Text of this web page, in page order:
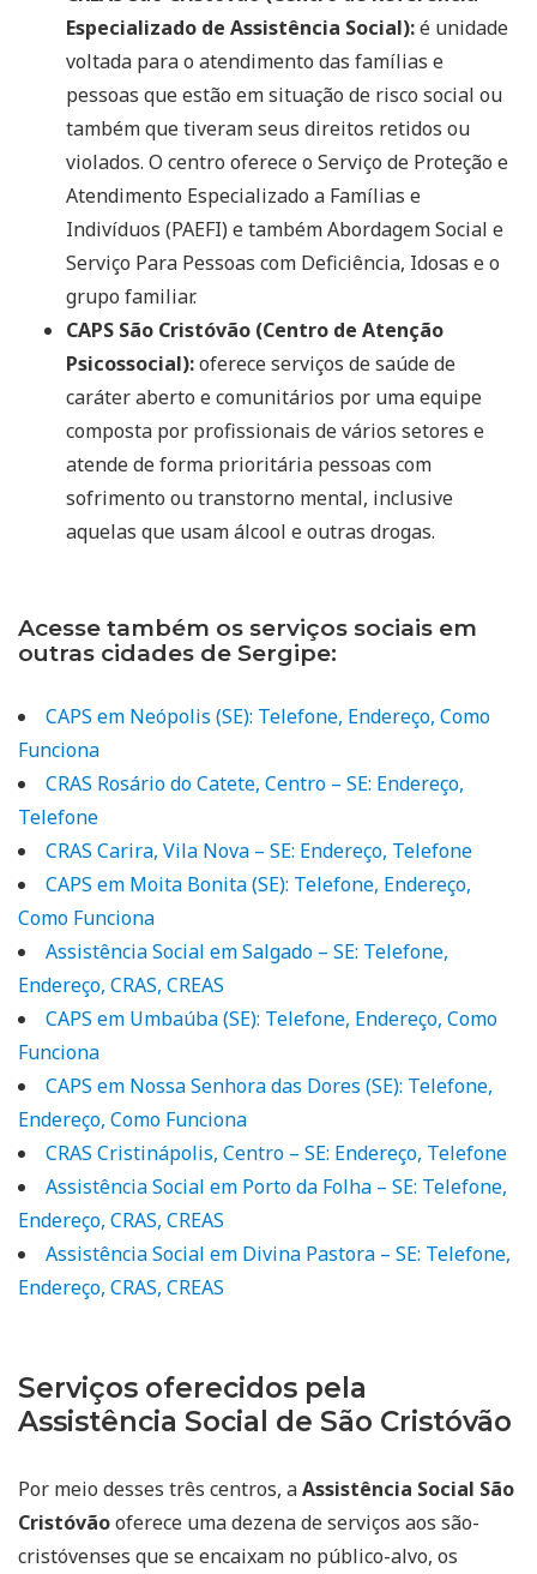
Especializado de Assistência Social):é unidade
voltada para o atendimento das famílias e
pessoas que estão em situação de risco social ou
também que tiveram seus direitos retidos ou
violados. O centro oferece o Serviço de Proteção e
Atendimento Especializado a Famílias e
Indivíduos (PAEFI) e também Abordagem Social e
Serviço Para Pessoas com Deficiência, Idosas e o
grupo familiar.
CAPS São Cristóvão (Centro de Atenção
Psicossocial):oferece serviços de saúde de
caráter aberto e comunitários por uma equipe
composta por profissionais de vários setores e
atende de forma prioritária pessoas com
sofrimento ou transtorno mental, inclusive
aquelas que usam álcool e outras drogas.
Acesse também os serviços sociais em
outras cidades de Sergipe:
CAPS em Neópolis (SE): Telefone, Endereço, Como
Funciona
CRAS Rosário do Catete, Centro – SE: Endereço,
Telefone
CRAS Carira, Vila Nova – SE: Endereço, Telefone
CAPS em Moita Bonita (SE): Telefone, Endereço,
Como Funciona
Assistência Social em Salgado – SE: Telefone,
Endereço, CRAS, CREAS
CAPS em Umbaúba (SE): Telefone, Endereço, Como
Funciona
CAPS em Nossa Senhora das Dores (SE): Telefone,
Endereço, Como Funciona
CRAS Cristinápolis, Centro – SE: Endereço, Telefone
Assistência Social em Porto da Folha – SE: Telefone,
Endereço, CRAS, CREAS
Assistência Social em Divina Pastora – SE: Telefone,
Endereço, CRAS, CREAS
Serviços oferecidos pela
Assistência Social de São Cristóvão
Por meio desses três centros, aAssistência Social São
Cristóvãooferece uma dezena de serviços aos são-
cristóvenses que se encaixam no público-alvo, os